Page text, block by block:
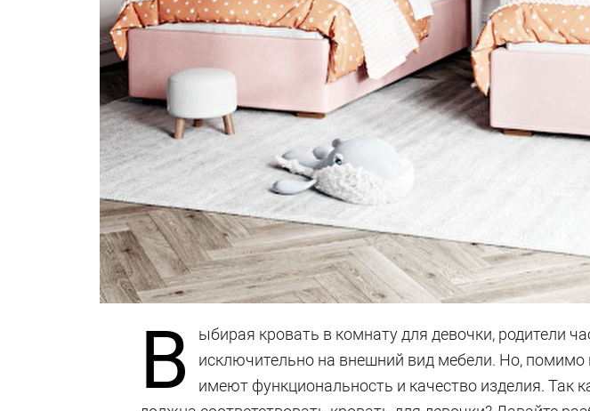
В
ыбирая кровать в комнату для девочки, родители
исключительно на внешний вид мебели. Но, помимо
имеют функциональность и качество изделия. Так